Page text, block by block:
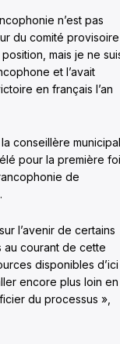
n’est pas
du comité provisoire
mais je ne
et l’avait
en français l’an
conseillère
pour la première
de
l’avenir de certains
au courant de cette
disponibles d’ici
encore plus loin en
du processus »,